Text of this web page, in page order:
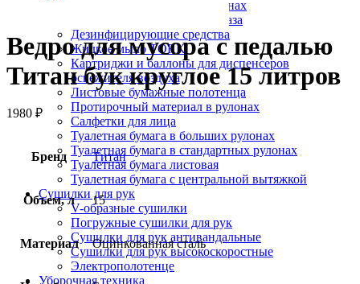
Бумажные полотенца в рулонах
Бумажные сиденья для унитаза
Дезинфицирующие средства
Жидкое мыло TORK
Картриджи и баллоны для диспенсеров
освежителя воздуха
Листовые бумажные полотенца
Протирочный материал в рулонах
Салфетки для лица
Туалетная бумага в больших рулонах
Туалетная бумага в стандартных рулонах
Туалетная бумага листовая
Туалетная бумага с центральной вытяжкой
Сушилки для рук
V-образные сушилки
Погружные сушилки для рук
Сушилки для рук антивандальные
Сушилки для рук высокоскоростные
Электрополотенце
Уборочная техника
Ведро для мусора с педалью
Титан бук круглое 15 литров
1980 ₽
Бренд Титан
Объем, л 15
Материал Оцинкованная сталь